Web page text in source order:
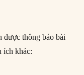
được thông báo bài
ích khác: